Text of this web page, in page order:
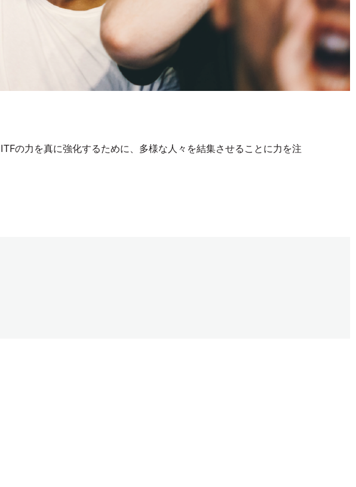
ITFの力を真に強化するために、多様な人々を結集させることに力を注